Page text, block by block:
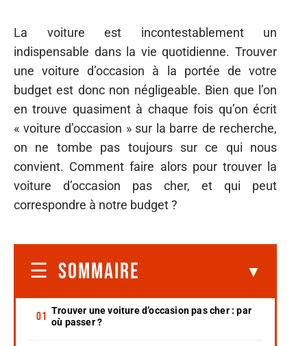
La voiture est incontestablement un
indispensable dans la vie quotidienne. Trouver
une voiture d’occasion à la portée de votre
budget est donc non négligeable. Bien que l’on
en trouve quasiment à chaque fois qu’on écrit
« voiture d’occasion » sur la barre de recherche,
on ne tombe pas toujours sur ce qui nous
convient. Comment faire alors pour trouver la
voiture d’occasion pas cher, et qui peut
correspondre à notre budget ?
SOMMAIRE
Trouver une voiture d’occasion pas cher : par
où passer ?